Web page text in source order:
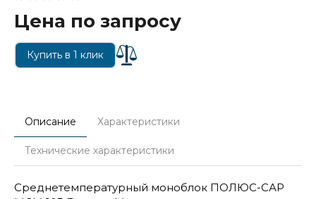
Цена по запросу
Купить в 1 клик
Описание Характеристики
Технические характеристики
Среднетемпературный моноблок ПОЛЮС-САР